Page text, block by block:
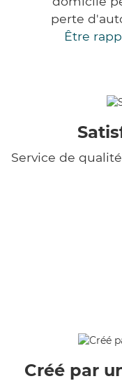
perte
Être
Service de
Créé par